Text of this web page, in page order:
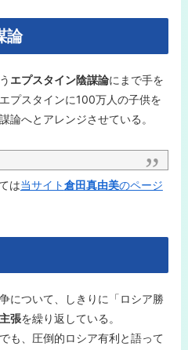
論
エプスタイン陰謀論にまで手を
プスタインに100万人の子供を
論へとアレンジさせている。
は当サイト倉田真由美のページ
について、しきりに「ロシア勝
張を繰り返している。
も、圧倒的ロシア有利と語って